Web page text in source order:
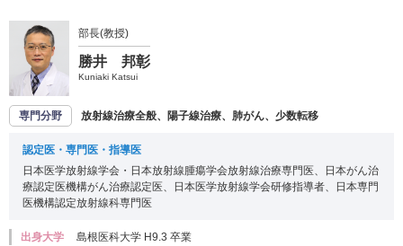
部長(教授)
勝井 邦彰
Kuniaki Katsui
専門分野 放射線治療全般、陽子線治療、肺がん、少数転移
認定医・専門医・指導医
日本医学放射線学会・日本放射線腫瘍学会放射線治療専門医、日本がん治
療認定医機構がん治療認定医、日本医学放射線学会研修指導者、日本専門
医機構認定放射線科専門医
出身大学 島根医科大学 H9.3 卒業